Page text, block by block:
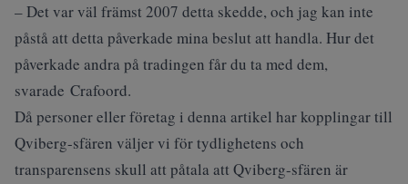
– Det var väl främst 2007 detta skedde, och jag kan inte
påstå att detta påverkade mina beslut att handla. Hur det
påverkade andra på tradingen får du ta med dem,
svarade Crafoord.
Då personer eller företag i denna artikel har kopplingar till
Qviberg-sfären väljer vi för tydlighetens och
transparensens skull att påtala att Qviberg-sfären är